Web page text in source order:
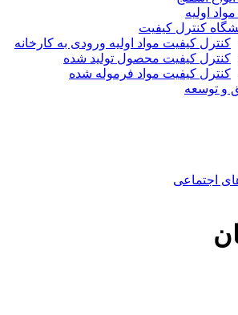
مواد اولیه
کنترل کیفیت
کنترل کیفیت مواد اولیه ورودی به کارخانه
کنترل کیفیت محصول تولید شده
کنترل کیفیت مواد فرموله شده
و توسعه
اجتماعی